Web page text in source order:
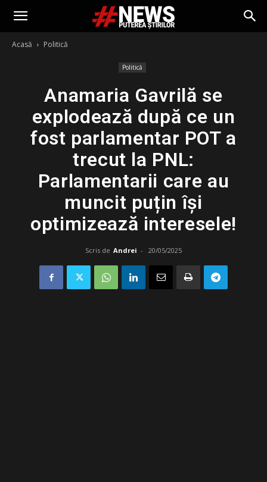
Acasă Politică
Politică
Anamaria Gavrilă se
explodează după ce un
fost parlamentar POT a
trecut la PNL:
Parlamentarii care au
muncit puțin își
optimizează interesele!
Scris de Andrei - 20/05/2025